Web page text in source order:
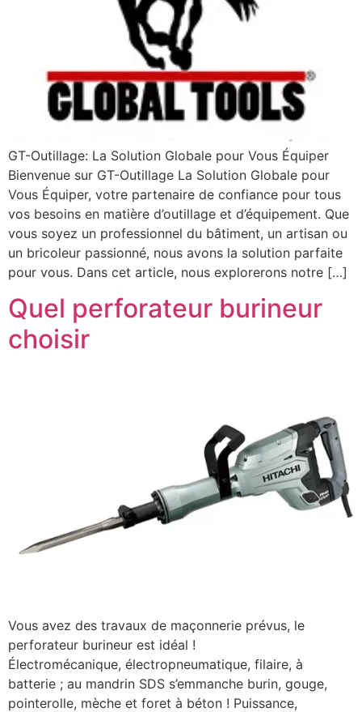
GT-Outillage: La Solution Globale pour Vous Équiper
Bienvenue sur GT-Outillage La Solution Globale pour
Vous Équiper, votre partenaire de confiance pour tous
vos besoins en matière d’outillage et d’équipement. Que
vous soyez un professionnel du bâtiment, un artisan ou
un bricoleur passionné, nous avons la solution parfaite
pour vous. Dans cet article, nous explorerons notre […]
Quel perforateur burineur
choisir
Vous avez des travaux de maçonnerie prévus, le
perforateur burineur est idéal !
Électromécanique, électropneumatique, filaire, à
batterie ; au mandrin SDS s’emmanche burin, gouge,
pointerolle, mèche et foret à béton ! Puissance,